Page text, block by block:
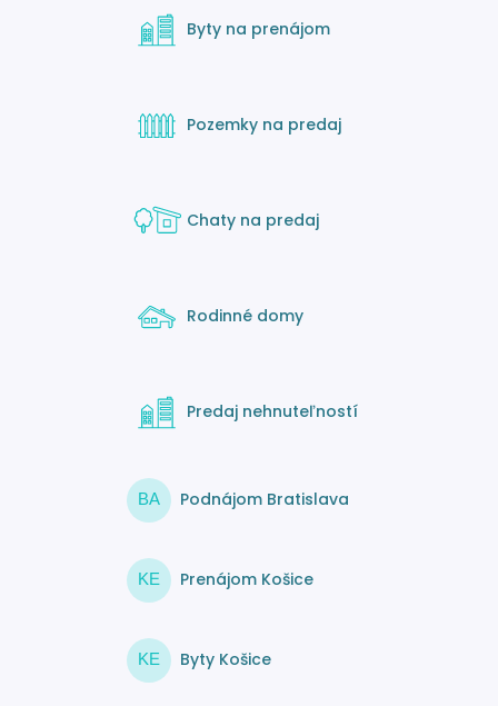
Byty na prenájom
Pozemky na predaj
Chaty na predaj
Rodinné domy
Predaj nehnuteľností
BA Podnájom Bratislava
KE Prenájom Košice
KE Byty Košice